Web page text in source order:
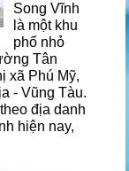
Song Vĩnh
là một khu
phố nhỏ
Tân
xã Phú Mỹ,
- Vũng Tàu.
địa danh
hiện nay,